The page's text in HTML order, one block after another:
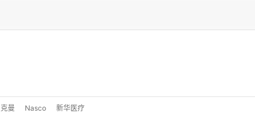
曼 Nasco 新华医疗